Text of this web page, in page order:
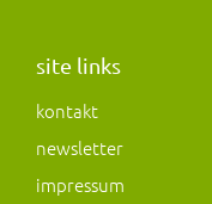
a
r
a
m
b
o
k
site links
kontakt
newsletter
impressum